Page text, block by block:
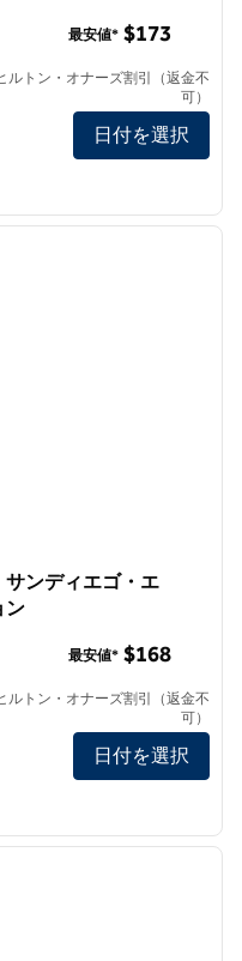
/ハーバーアイランドのホテ
最安値* $173
ルトン・オナーズ割引（返金不
可）
日付を選択
次の
サンディエゴ・エ
ン
ィエゴ・エアポート・リバ
最安値* $168
ルトン・オナーズ割引（返金不
可）
日付を選択
次の